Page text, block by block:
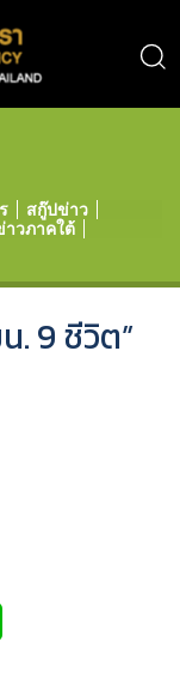
สกู๊ปข่าว
วภาคใต้
. 9 ชีวิต”